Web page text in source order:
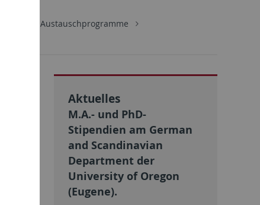
Austauschprogramme
Aktuelles
M.A.- und PhD-
Stipendien am German
and Scandinavian
Department der
University of Oregon
(Eugene).